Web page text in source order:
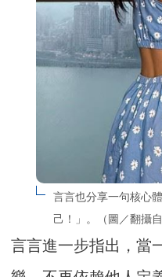
言言也分享一句核心
己！」。（圖／翻攝自
言言進一步指出，當